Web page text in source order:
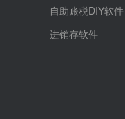
自助账税DIY软件
进销存软件